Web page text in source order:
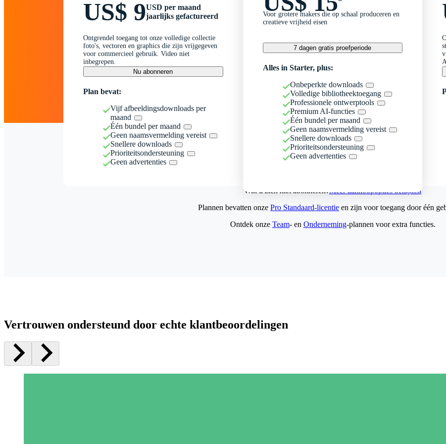
US$ 9USD per maand
jaarlijks gefactureerd
Ontgrendel toegang tot onze volledige collectie
foto's, vectoren en graphics die zijn vrijgegeven
voor commercieel gebruik. Video niet
inbegrepen.
Nu abonneren
Plan bevat:
Vijf afbeeldingsdownloads per
maand
Één bundel per maand
Geen naamsvermelding vereist
Snellere downloads
Prioriteitsondersteuning
Geen advertenties
Voor grotere makers die op schaal produceren en
creatieve vrijheid eisen
7 dagen gratis proefperiode
Alles in Starter, plus:
Onbeperkte downloads
Volledige bibliotheektoegang
Professionele ontwerptools
Premium AI-functies
Één bundel per maand
Geen naamsvermelding vereist
Snellere downloads
Prioriteitsondersteuning
Geen advertenties
Wilt u zich niet abonneren?Meer aankoopopties bekijken
Plannen bevatten onze Pro Standaard-licentie en zijn voor toegang door één
Ontdek onze Team- en Onderneming-plannen voor extra functies.
Vertrouwen ondersteund door echte klantbeoordelingen